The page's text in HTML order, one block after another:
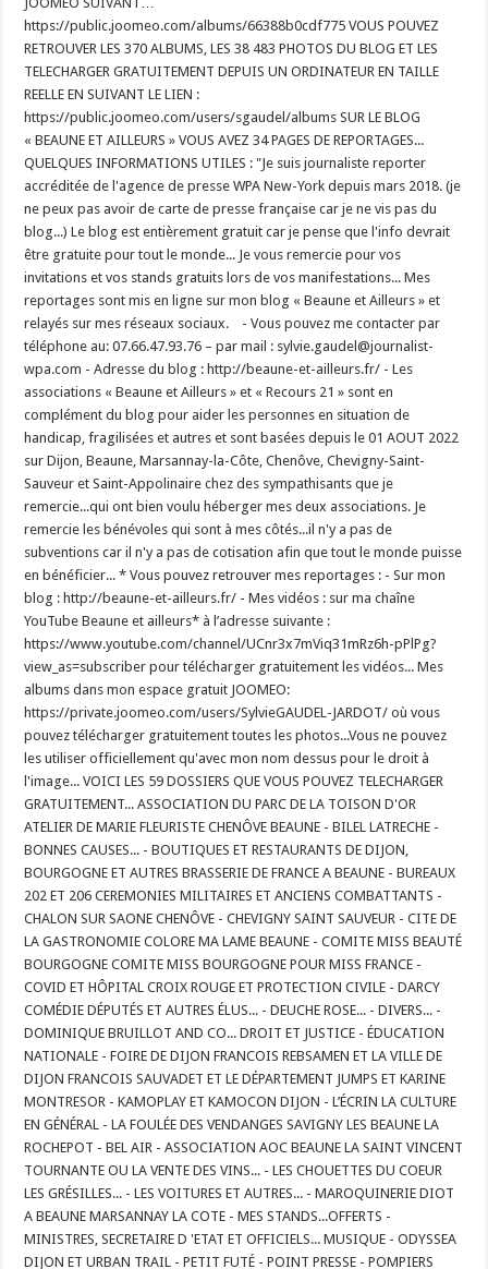
https://public.joomeo.com/albums/66388b0cdf775 VOUS POUVEZ
RETROUVER LES 370 ALBUMS, LES 38 483 PHOTOS DU BLOG ET LES
TELECHARGER GRATUITEMENT DEPUIS UN ORDINATEUR EN TAILLE
REELLE EN SUIVANT LE LIEN :
https://public.joomeo.com/users/sgaudel/albums SUR LE BLOG
« BEAUNE ET AILLEURS » VOUS AVEZ 34 PAGES DE REPORTAGES...
QUELQUES INFORMATIONS UTILES : "Je suis journaliste reporter
accréditée de l'agence de presse WPA New-York depuis mars 2018. (je
ne peux pas avoir de carte de presse française car je ne vis pas du
blog...) Le blog est entièrement gratuit car je pense que l'info devrait
être gratuite pour tout le monde... Je vous remercie pour vos
invitations et vos stands gratuits lors de vos manifestations... Mes
reportages sont mis en ligne sur mon blog « Beaune et Ailleurs » et
relayés sur mes réseaux sociaux. - Vous pouvez me contacter par
téléphone au: 07.66.47.93.76 – par mail : sylvie.gaudel@journalist-
wpa.com - Adresse du blog : http://beaune-et-ailleurs.fr/ - Les
associations « Beaune et Ailleurs » et « Recours 21 » sont en
complément du blog pour aider les personnes en situation de
handicap, fragilisées et autres et sont basées depuis le 01 AOUT 2022
sur Dijon, Beaune, Marsannay-la-Côte, Chenôve, Chevigny-Saint-
Sauveur et Saint-Appolinaire chez des sympathisants que je
remercie...qui ont bien voulu héberger mes deux associations. Je
remercie les bénévoles qui sont à mes côtés...il n'y a pas de
subventions car il n'y a pas de cotisation afin que tout le monde puisse
en bénéficier... * Vous pouvez retrouver mes reportages : - Sur mon
blog : http://beaune-et-ailleurs.fr/ - Mes vidéos : sur ma chaîne
YouTube Beaune et ailleurs* à l’adresse suivante :
https://www.youtube.com/channel/UCnr3x7mViq31mRz6h-pPlPg?
view_as=subscriber pour télécharger gratuitement les vidéos... Mes
albums dans mon espace gratuit JOOMEO:
https://private.joomeo.com/users/SylvieGAUDEL-JARDOT/ où vous
pouvez télécharger gratuitement toutes les photos...Vous ne pouvez
les utiliser officiellement qu'avec mon nom dessus pour le droit à
l'image... VOICI LES 59 DOSSIERS QUE VOUS POUVEZ TELECHARGER
GRATUITEMENT... ASSOCIATION DU PARC DE LA TOISON D'OR
ATELIER DE MARIE FLEURISTE CHENÔVE BEAUNE - BILEL LATRECHE -
BONNES CAUSES... - BOUTIQUES ET RESTAURANTS DE DIJON,
BOURGOGNE ET AUTRES BRASSERIE DE FRANCE A BEAUNE - BUREAUX
202 ET 206 CEREMONIES MILITAIRES ET ANCIENS COMBATTANTS -
CHALON SUR SAONE CHENÔVE - CHEVIGNY SAINT SAUVEUR - CITE DE
LA GASTRONOMIE COLORE MA LAME BEAUNE - COMITE MISS BEAUTÉ
BOURGOGNE COMITE MISS BOURGOGNE POUR MISS FRANCE -
COVID ET HÔPITAL CROIX ROUGE ET PROTECTION CIVILE - DARCY
COMÉDIE DÉPUTÉS ET AUTRES ÉLUS... - DEUCHE ROSE... - DIVERS... -
DOMINIQUE BRUILLOT AND CO... DROIT ET JUSTICE - ÉDUCATION
NATIONALE - FOIRE DE DIJON FRANCOIS REBSAMEN ET LA VILLE DE
DIJON FRANCOIS SAUVADET ET LE DÉPARTEMENT JUMPS ET KARINE
MONTRESOR - KAMOPLAY ET KAMOCON DIJON - L’ÉCRIN LA CULTURE
EN GÉNÉRAL - LA FOULÉE DES VENDANGES SAVIGNY LES BEAUNE LA
ROCHEPOT - BEL AIR - ASSOCIATION AOC BEAUNE LA SAINT VINCENT
TOURNANTE OU LA VENTE DES VINS... - LES CHOUETTES DU COEUR
LES GRÉSILLES... - LES VOITURES ET AUTRES... - MAROQUINERIE DIOT
A BEAUNE MARSANNAY LA COTE - MES STANDS...OFFERTS -
MINISTRES, SECRETAIRE D 'ETAT ET OFFICIELS... MUSIQUE - ODYSSEA
DIJON ET URBAN TRAIL - PETIT FUTÉ - POINT PRESSE - POMPIERS